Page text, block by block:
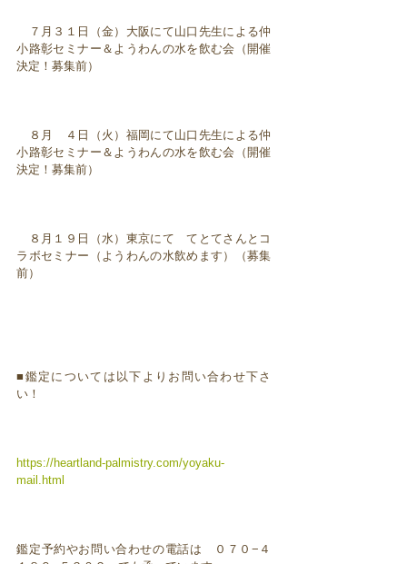
７月３１日（金）大阪にて山口先生による仲
小路彰セミナー＆ようわんの水を飲む会（開催
決定！募集前）
８月 ４日（火）福岡にて山口先生による仲
小路彰セミナー＆ようわんの水を飲む会（開催
決定！募集前）
８月１９日（水）東京にて てとてさんとコ
ラボセミナー（ようわんの水飲めます）（募集
前）
■鑑定については以下よりお問い合わせ下さ
い！
https://heartland-palmistry.com/yoyaku-
mail.html
鑑定予約やお問い合わせの電話は ０７０−４